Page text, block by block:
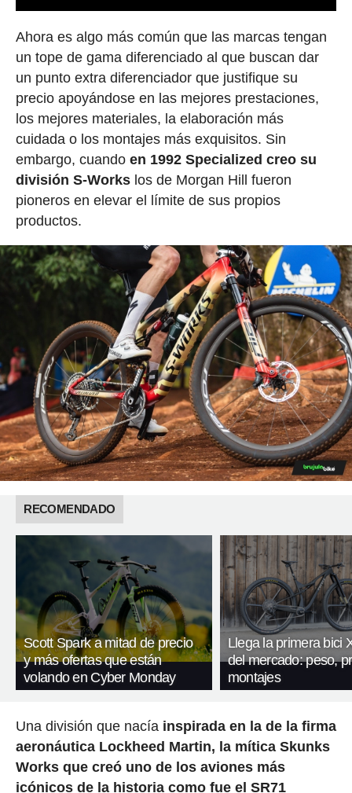
Ahora es algo más común que las marcas tengan
un tope de gama diferenciado al que buscan dar
un punto extra diferenciador que justifique su
precio apoyándose en las mejores prestaciones,
los mejores materiales, la elaboración más
cuidada o los montajes más exquisitos. Sin
embargo, cuando en 1992 Specialized creo su
división S-Workslos de Morgan Hill fueron
pioneros en elevar el límite de sus propios
productos.
RECOMENDADO
Scott Spark a mitad de precio
y más ofertas que están
volando en Cyber Monday
Llega la primera bici
del mercado: peso,
montajes
Una división que nacía inspirada en la de la firma
aeronáutica Lockheed Martin, la mítica Skunks
Works que creó uno de los aviones más
icónicos de la historia como fue el SR71